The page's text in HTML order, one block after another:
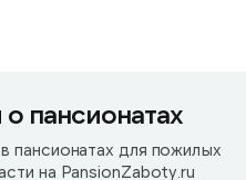
пансионатах
пансионатах для пожилых
на PansionZaboty.ru